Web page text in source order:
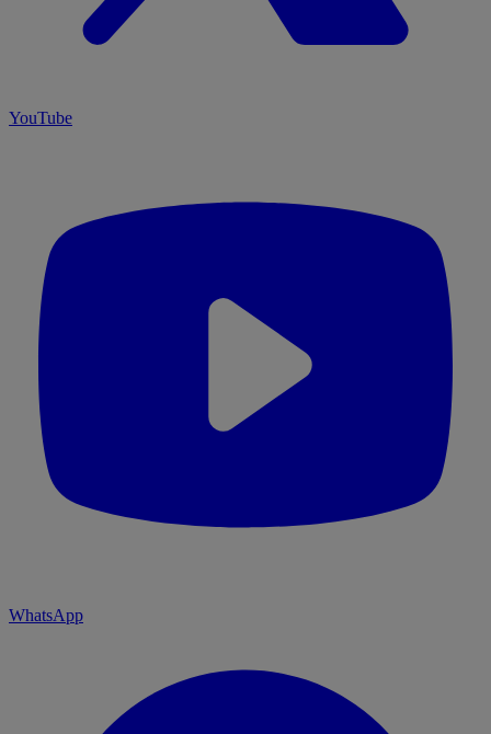
YouTube
WhatsApp